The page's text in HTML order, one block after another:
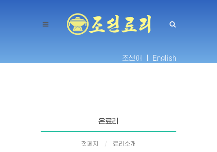
조선어 | English
온료리
첫페지 료리소개